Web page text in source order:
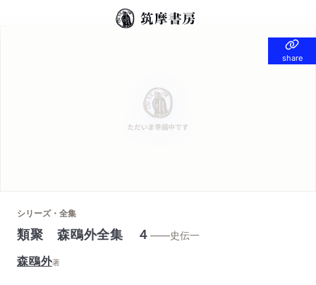
share
share
シリーズ・全集
類聚 森鴎外全集 ４ ——史伝一
森鴎外著